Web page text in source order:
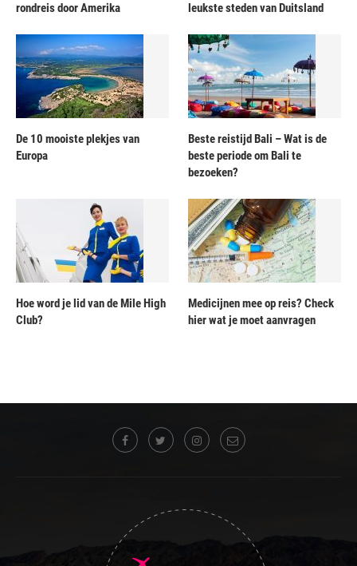
rondreis door Amerika
leukste steden van Duitsland
De 10 mooiste plekjes van
Europa
Beste reistijd Bali – Wat is de
beste periode om Bali te
bezoeken?
Hoe word je lid van de Mile High
Club?
Medicijnen mee op reis? Check
hier wat je moet aanvragen